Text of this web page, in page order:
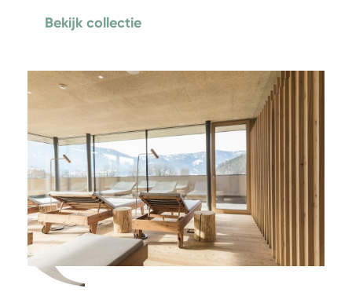
Bekijk collectie